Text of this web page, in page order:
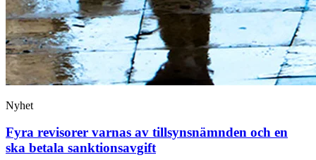
Nyhet
Fyra revisorer varnas av tillsynsnämnden och en
ska betala sanktionsavgift